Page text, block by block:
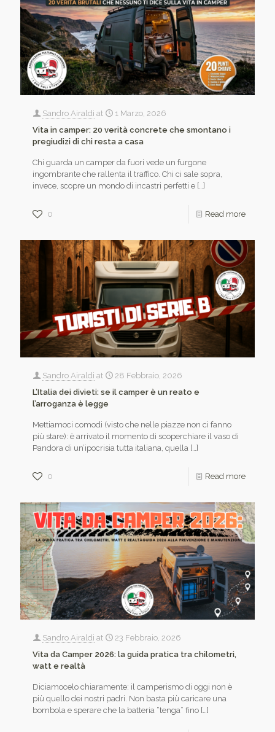
Sandro Airaldi at
1 Marzo, 2026
Vita in camper: 20 verità concrete che smontano i
pregiudizi di chi resta a casa
Chi guarda un camper da fuori vede un furgone
ingombrante che rallenta il traffico. Chi ci sale sopra,
invece, scopre un mondo di incastri perfetti e […]
0 Read more
Sandro Airaldi at
28 Febbraio, 2026
L’Italia dei divieti: se il camper è un reato e
l’arroganza è legge
Mettiamoci comodi (visto che nelle piazze non ci fanno
più stare): è arrivato il momento di scoperchiare il vaso di
Pandora di un’ipocrisia tutta italiana, quella […]
0 Read more
Sandro Airaldi at
23 Febbraio, 2026
Vita da Camper 2026: la guida pratica tra chilometri,
watt e realtà
Diciamocelo chiaramente: il camperismo di oggi non è
più quello dei nostri padri. Non basta più caricare una
bombola e sperare che la batteria “tenga” fino […]